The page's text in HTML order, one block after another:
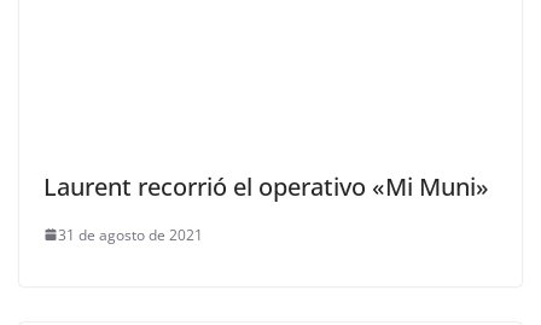
Laurent recorrió el operativo «Mi Muni»
31 de agosto de 2021